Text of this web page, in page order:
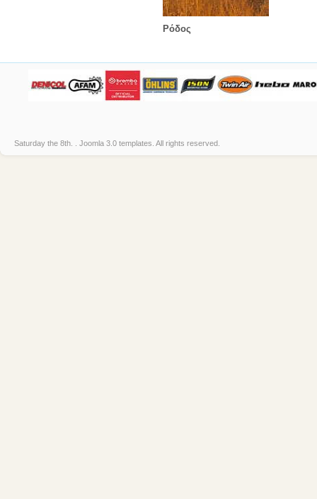
Ρόδος
Saturday the 8th. . Joomla 3.0 templates . All rights reserved.